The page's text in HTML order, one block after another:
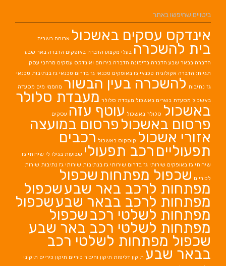
ביטויים שחיפשו באתר
אינדקס עסקים באשכול ארוחה בשרית
בית להשכרה בעלי מקצוע הדברה באופקים הדברה באר שבע
הדברה בבאר שבע הדברה בדימונה הדברה בירוחם ואינדקס עסקים מרחבי עסק
תגיות: הדברה אקולוגית טכנאי גז באופקים טכנאי גז בדרום טכנאי גז בנתיבות טכנאי
גז נתיבות להשכרה בעין הבשור מחממי מים מסעדה
באשכול מסעדת בשרים באשכול מעבדת סלולר מעבדת סלולר
באשכול סלולר באשכול עוטף עזה עסקים
פרסום באשכול פרסום במועצה
אזורי אשכול קוסקוס באשכול רכבים
תפעוליים רכב תפעולי שבועות בגילו לי שירותי גז
שירותי גז באופקים שירותי גז בדרום שירותי גז בנתיבות שירותי גז נתיבות שירות
לכיריים שכפול מפתחות שכפול
מפתחות לרכב באר שבעשכפול
מפתחות לרכב בבאר שבעשכפול
מפתחות לשלטי רכב שכפול
מפתחות לשלטי רכב באר שבע
שכפול מפתחות לשלטי רכב
בבאר שבע תיקון דליפות תיקון וחיבור כיריים תיקון כיריים תיקוני